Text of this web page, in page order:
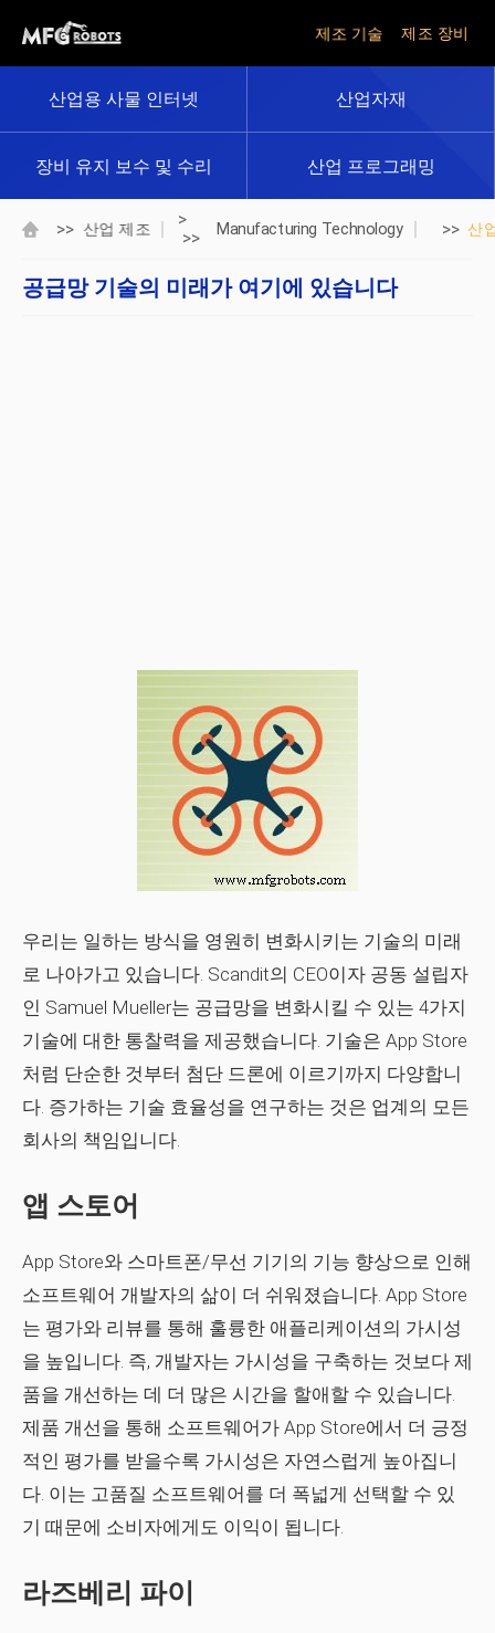
제조 기술 제조 장비
산업용 사물 인터넷 산업자재
장비 유지 보수 및 수리 산업 프로그래밍
>> 산업 제조
>
>>
Manufacturing Technology >> 산
공급망 기술의 미래가 여기에 있습니다
우리는 일하는 방식을 영원히 변화시키는 기술의 미래
로 나아가고 있습니다. Scandit의 CEO이자 공동 설립자
인 Samuel Mueller는 공급망을 변화시킬 수 있는 4가지
기술에 대한 통찰력을 제공했습니다. 기술은 App Store
처럼 단순한 것부터 첨단 드론에 이르기까지 다양합니
다. 증가하는 기술 효율성을 연구하는 것은 업계의 모든
회사의 책임입니다.
앱 스토어
App Store와 스마트폰/무선 기기의 기능 향상으로 인해
소프트웨어 개발자의 삶이 더 쉬워졌습니다. App Store
는 평가와 리뷰를 통해 훌륭한 애플리케이션의 가시성
을 높입니다. 즉, 개발자는 가시성을 구축하는 것보다 제
품을 개선하는 데 더 많은 시간을 할애할 수 있습니다.
제품 개선을 통해 소프트웨어가 App Store에서 더 긍정
적인 평가를 받을수록 가시성은 자연스럽게 높아집니
다. 이는 고품질 소프트웨어를 더 폭넓게 선택할 수 있
기 때문에 소비자에게도 이익이 됩니다.
라즈베리 파이